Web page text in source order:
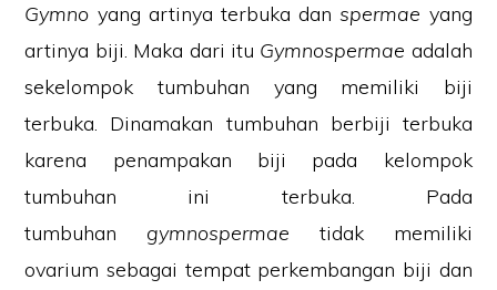
Gymno yang artinya terbuka danspermae yang
artinya biji. Maka dari itu Gymnospermae adalah
sekelompok tumbuhan yang memiliki biji
terbuka. Dinamakan tumbuhan berbiji terbuka
karena penampakan biji pada kelompok
tumbuhan ini terbuka. Pada
tumbuhan gymnospermae tidak memiliki
ovarium sebagai tempat perkembangan biji dan